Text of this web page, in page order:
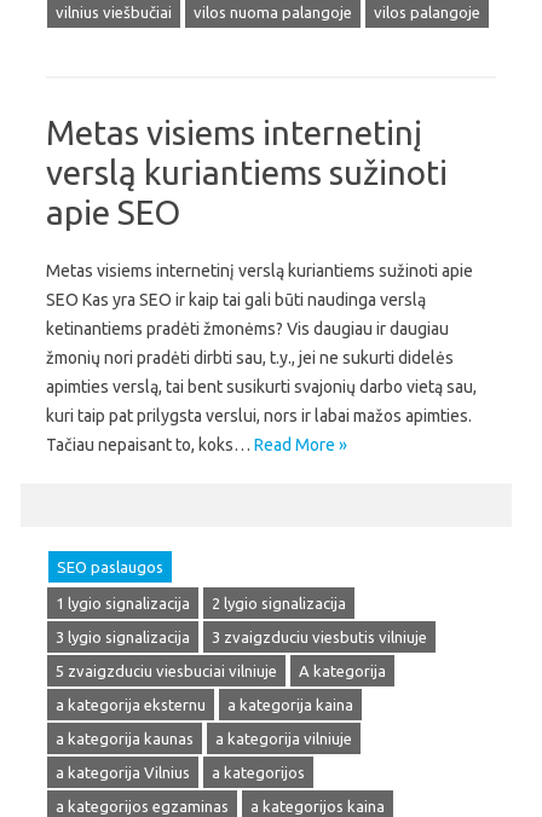
vilnius viešbučiai
vilos nuoma palangoje vilos palangoje
Metas visiems internetinį
verslą kuriantiems sužinoti
apie SEO
Metas visiems internetinį verslą kuriantiems sužinoti apie
SEO Kas yra SEO ir kaip tai gali būti naudinga verslą
ketinantiems pradėti žmonėms? Vis daugiau ir daugiau
žmonių nori pradėti dirbti sau, t.y., jei ne sukurti didelės
apimties verslą, tai bent susikurti svajonių darbo vietą sau,
kuri taip pat prilygsta verslui, nors ir labai mažos apimties.
Tačiau nepaisant to, koks… Read More »
SEO paslaugos
1 lygio signalizacija
2 lygio signalizacija
3 lygio signalizacija
3 zvaigzduciu viesbutis vilniuje
5 zvaigzduciu viesbuciai vilniuje
A kategorija
a kategorija eksternu
a kategorija kaina
a kategorija kaunas
a kategorija vilniuje
a kategorija Vilnius
a kategorijos
a kategorijos egzaminas
a kategorijos kaina